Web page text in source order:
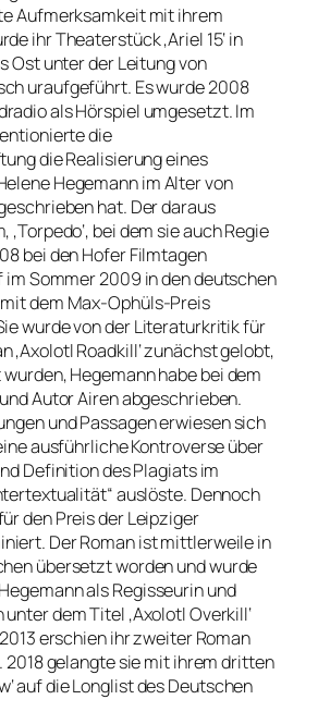
Aufmerksamkeit mit ihrem
ihr Theaterstück ‚Ariel 15‘ in
Ost unter der Leitung von
uraufgeführt. Es wurde 2008
als Hörspiel umgesetzt. Im
die
die Realisierung eines
Hegemann im Alter von
hat. Der daraus
‚Torpedo‘, bei dem sie auch Regie
bei den Hofer Filmtagen
Sommer 2009 in den deutschen
dem Max-Ophüls-Preis
wurde von der Literaturkritik für
‚Axolotl Roadkill‘ zunächst gelobt,
Hegemann habe bei dem
Autor Airen abgeschrieben.
und Passagen erwiesen sich
ausführliche Kontroverse über
Definition des Plagiats im
auslöste. Dennoch
den Preis der Leipziger
Der Roman ist mittlerweile in
übersetzt worden und wurde
als Regisseurin und
dem Titel ‚Axolotl Overkill‘
erschien ihr zweiter Roman
2018 gelangte sie mit ihrem dritten
auf die Longlist des Deutschen